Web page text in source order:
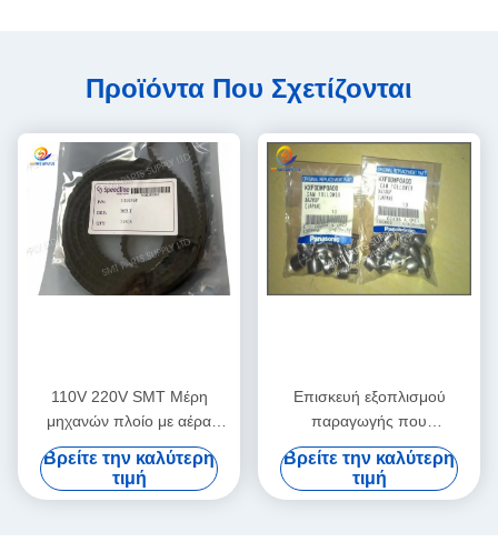
Προϊόντα Που Σχετίζονται
110V 220V SMT Μέρη
μηχανών πλοίο με αέρα
ολοκληρωμένη υπηρεσία
διδασκαλίας πεδίου που
υποστηρίζει προηγμένες
Βρείτε την καλύτερη
τιμή
Επισκευή εξοπλισμού
παραγωγής που
χρησιμοποιείται σε καλή
κατάσταση, σχεδιασμένο για
ακρίβεια και σταθερή
Βρείτε την καλύτερη
τιμή